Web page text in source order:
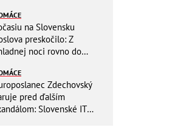
na Slovensku
preskočilo: Z
noci rovno do
Zdechovský
pred ďalším
Slovenské IT